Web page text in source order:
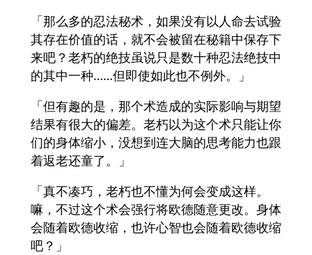
「那么多的忍法秘术，如果没有以人命去试验
其存在价值的话，就不会被留在秘籍中保存下
来吧？老朽的绝技虽说只是数十种忍法绝技中
的其中一种……但即使如此也不例外。」
「但有趣的是，那个术造成的实际影响与期望
结果有很大的偏差。老朽以为这个术只能让你
们的身体缩小，没想到连大脑的思考能力也跟
着返老还童了。」
「真不凑巧，老朽也不懂为何会变成这样。
嘛，不过这个术会强行将欧德随意更改。身体
会随着欧德收缩，也许心智也会随着欧德收缩
吧？」